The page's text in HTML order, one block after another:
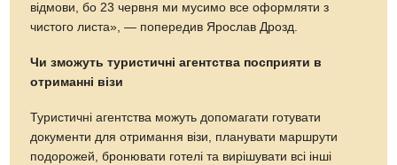
відмови, бо 23 червня ми мусимо все оформляти з
чистого листа», — попередив Ярослав Дрозд.
Чи зможуть туристичні агентства посприяти в
отриманні візи
Туристичні агентства можуть допомагати готувати
документи для отримання візи, планувати маршрути
подорожей, бронювати готелі та вирішувати всі інші